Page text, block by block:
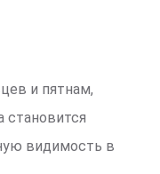
и пятнам,
становится
видимость в